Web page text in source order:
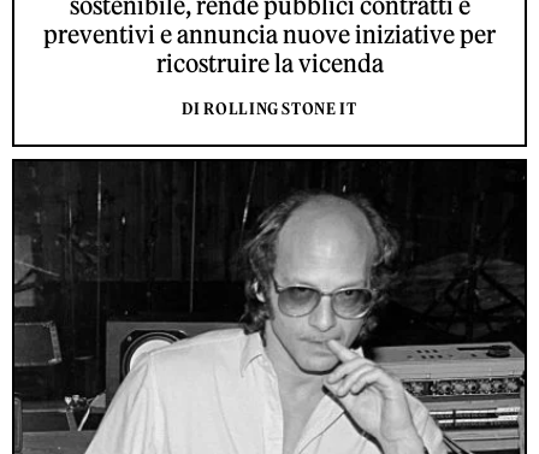
preventivi e annuncia nuove iniziative per
ricostruire la vicenda
DI ROLLING STONE IT